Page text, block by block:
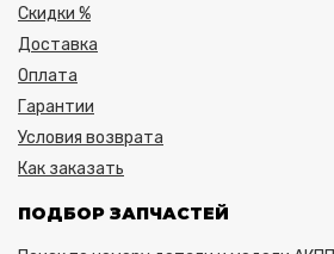
Скидки %
Доставка
Оплата
Гарантии
Условия возврата
Как заказать
ПОДБОР ЗАПЧАСТЕЙ